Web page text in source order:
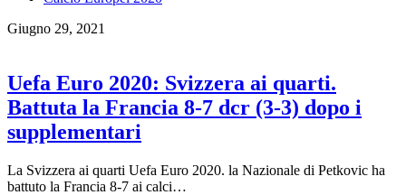
Giugno 29, 2021
Uefa Euro 2020: Svizzera ai quarti.
Battuta la Francia 8-7 dcr (3-3) dopo i
supplementari
La Svizzera ai quarti Uefa Euro 2020. la Nazionale di Petkovic ha
battuto la Francia 8-7 ai calci…